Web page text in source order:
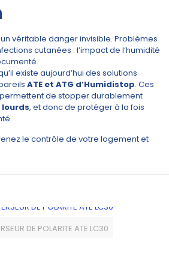
véritable danger invisible. Problèmes
cutanées : l’impact de l’humidité
existe aujourd’hui des solutions
ATE et ATG d’Humidistop. Ces
de stopper durablement
lourds, et donc de protéger à la fois
le contrôle de votre logement et
DE POLARITE ATE LC30